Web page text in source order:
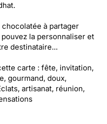
à partager
la personnaliser et
destinataire...
carte : fête, invitation,
gourmand, doux,
artisanat, réunion,